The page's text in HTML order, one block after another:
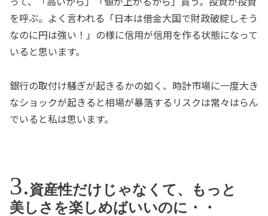
を呼ぶ。よく言われる「日本は借金大国で財政破綻しそう
なのに円は強い！」の様に信用が信用を作る状態になって
いると思います。
銀行の取付け騒ぎが起きるかの如く、時計市場に一度大き
なショックが起きると相場が暴落するリスクは常々はらん
でいると私は思います。
資産性だけじゃなくて、もっと
美しさを楽しめばいいのに・・